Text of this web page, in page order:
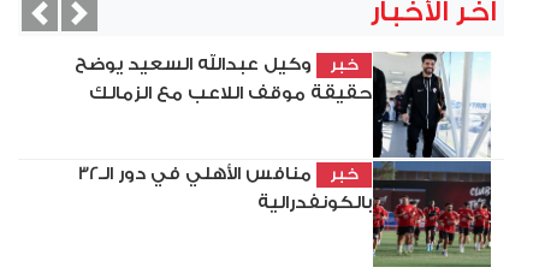
آخر الأخبار
خبر
وكيل عبدالله السعيد يوضح
حقيقة موقف اللاعب مع الزمالك
خبر
منافس الأهلي في دور الـ32
بالكونفدرالية
Next